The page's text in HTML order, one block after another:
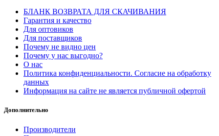
БЛАНК ВОЗВРАТА ДЛЯ СКАЧИВАНИЯ
Гарантия и качество
Для оптовиков
Для поставщиков
Почему не видно цен
Почему у нас выгодно?
О нас
Политика конфиденциальности. Согласие на обработку
данных
Информация на сайте не является публичной офертой
Дополнительно
Производители